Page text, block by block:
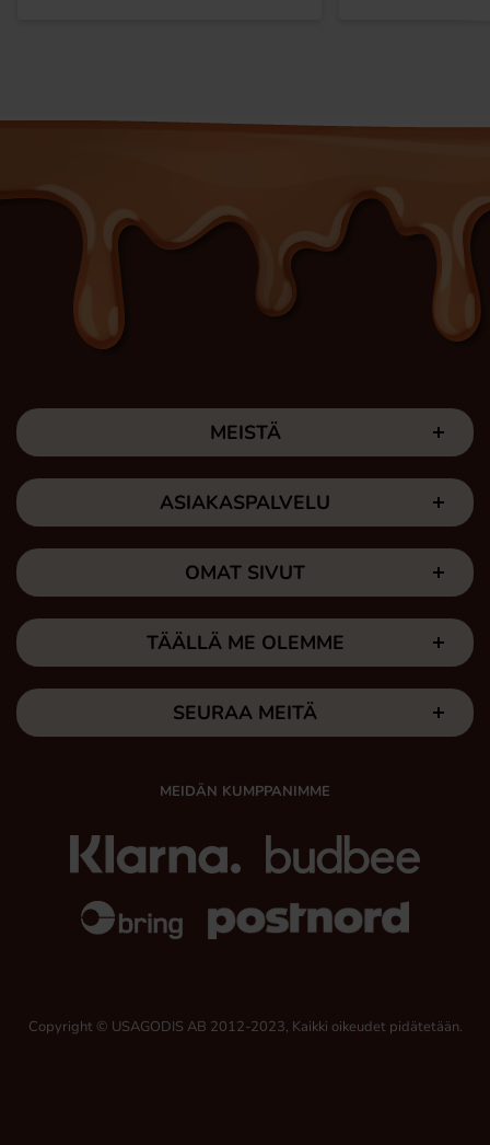
MEISTÄ
ASIAKASPALVELU
OMAT SIVUT
TÄÄLLÄ ME OLEMME
SEURAA MEITÄ
MEIDÄN KUMPPANIMME
Copyright © USAGODIS AB 2012-2023, Kaikki oikeudet pidätetään.